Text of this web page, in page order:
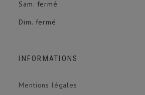
Sam. fermé
Dim. fermé
INFORMATIONS
Mentions légales